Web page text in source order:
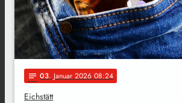
notes 03. Januar 2026 08:24
Eichstätt